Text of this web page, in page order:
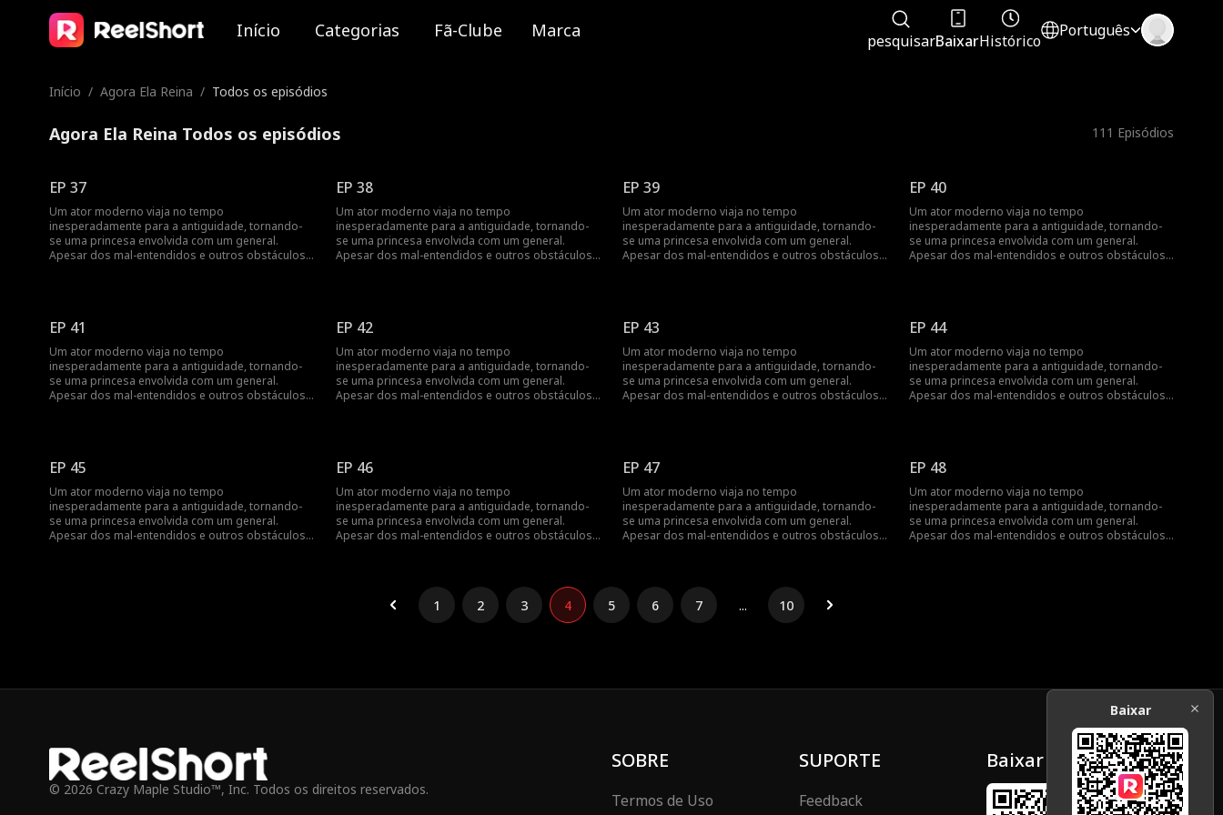
Início Categorias Fã-Clube Marca pesquisarBaixarHistórico
Português
Início / Agora Ela Reina / Todos os episódios
Agora Ela Reina Todos os episódios 111 Episódios
EP 37
Um ator moderno viaja no tempo
inesperadamente para a antiguidade, tornando-
se uma princesa envolvida com um general.
Apesar dos mal-entendidos e outros obstáculos,
EP 38
Um ator moderno viaja no tempo
inesperadamente para a antiguidade, tornando-
se uma princesa envolvida com um general.
Apesar dos mal-entendidos e outros obstáculos,
EP 39
Um ator moderno viaja no tempo
inesperadamente para a antiguidade, tornando-
se uma princesa envolvida com um general.
Apesar dos mal-entendidos e outros obstáculos,
EP 40
Um ator moderno viaja no tempo
inesperadamente para a antiguidade, tornando-
se uma princesa envolvida com um general.
Apesar dos mal-entendidos e outros obstáculos,
EP 41
Um ator moderno viaja no tempo
inesperadamente para a antiguidade, tornando-
se uma princesa envolvida com um general.
Apesar dos mal-entendidos e outros obstáculos,
EP 42
Um ator moderno viaja no tempo
inesperadamente para a antiguidade, tornando-
se uma princesa envolvida com um general.
Apesar dos mal-entendidos e outros obstáculos,
EP 43
Um ator moderno viaja no tempo
inesperadamente para a antiguidade, tornando-
se uma princesa envolvida com um general.
Apesar dos mal-entendidos e outros obstáculos,
EP 44
Um ator moderno viaja no tempo
inesperadamente para a antiguidade, tornando-
se uma princesa envolvida com um general.
Apesar dos mal-entendidos e outros obstáculos,
EP 45
Um ator moderno viaja no tempo
inesperadamente para a antiguidade, tornando-
se uma princesa envolvida com um general.
Apesar dos mal-entendidos e outros obstáculos,
EP 46
Um ator moderno viaja no tempo
inesperadamente para a antiguidade, tornando-
se uma princesa envolvida com um general.
Apesar dos mal-entendidos e outros obstáculos,
EP 47
Um ator moderno viaja no tempo
inesperadamente para a antiguidade, tornando-
se uma princesa envolvida com um general.
Apesar dos mal-entendidos e outros obstáculos,
EP 48
Um ator moderno viaja no tempo
inesperadamente para a antiguidade, tornando-
se uma princesa envolvida com um general.
Apesar dos mal-entendidos e outros obstáculos,
1 2 3 4 5 6 7 ... 10
© 2026 Crazy Maple Studio™, Inc. Todos os direitos reservados.
SOBRE
Termos de Uso
SUPORTE
Feedback
Baixar
Baixar